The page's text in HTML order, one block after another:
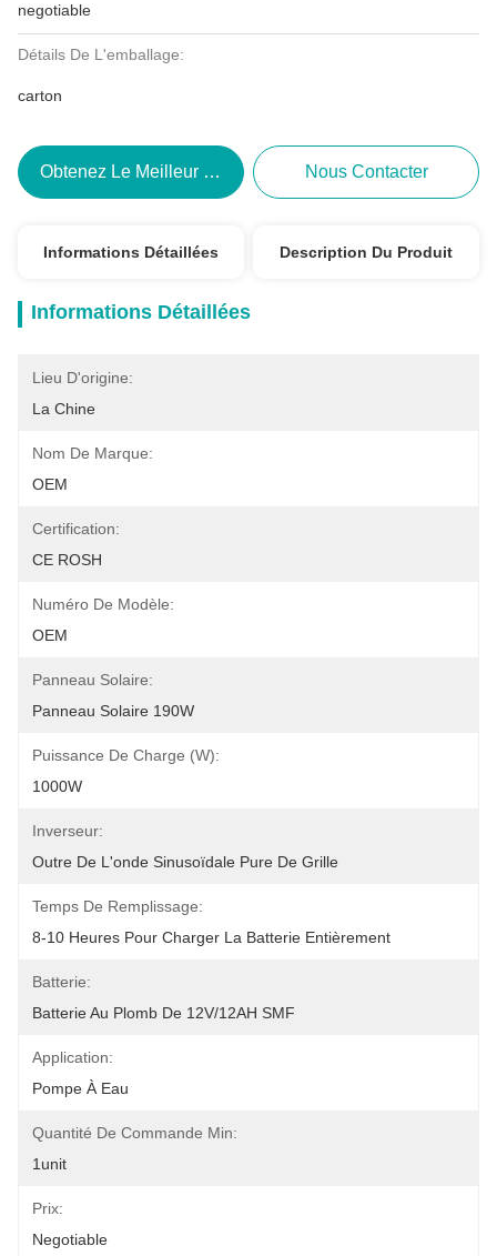
negotiable
Détails De L'emballage:
carton
Obtenez Le Meilleur Prix Nous Contacter
Informations Détaillées Description Du Produit
Informations Détaillées
Lieu D'origine:
La Chine
Nom De Marque:
OEM
Certification:
CE ROSH
Numéro De Modèle:
OEM
Panneau Solaire:
Panneau Solaire 190W
Puissance De Charge (w):
1000W
Inverseur:
Outre De L'onde Sinusoïdale Pure De Grille
Temps De Remplissage:
8-10 Heures Pour Charger La Batterie Entièrement
Batterie:
Batterie Au Plomb De 12V/12AH SMF
Application:
Pompe À Eau
Quantité De Commande Min:
1unit
Prix:
Negotiable